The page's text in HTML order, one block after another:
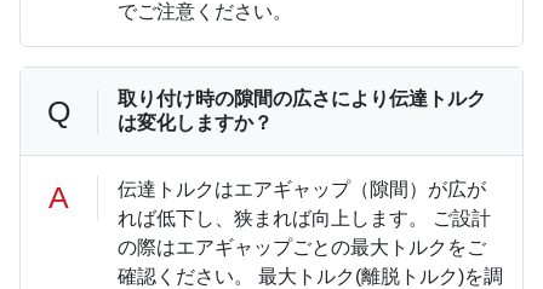
でご注意ください。
Q
取り付け時の隙間の広さにより伝達トルク
は変化しますか？
A
伝達トルクはエアギャップ（隙間）が広が
れば低下し、狭まれば向上します。 ご設計
の際はエアギャップごとの最大トルクをご
確認ください。 最大トルク(離脱トルク)を調